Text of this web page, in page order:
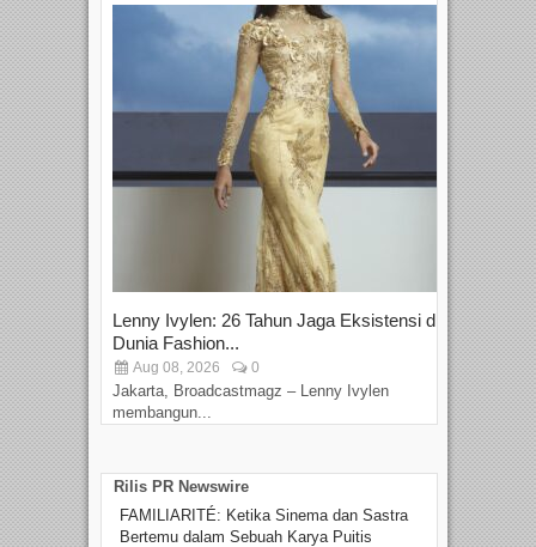
Lenny Ivylen: 26 Tahun Jaga Eksistensi di
Dunia Fashion...
Aug 08, 2026 0
Jakarta, Broadcastmagz – Lenny Ivylen
membangun...
Rilis PR Newswire
FAMILIARITÉ: Ketika Sinema dan Sastra
Bertemu dalam Sebuah Karya Puitis